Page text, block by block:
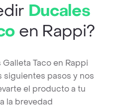
Ducales
en Rappi?
Taco en Rappi
pasos y nos
el producto a tu
la brevedad